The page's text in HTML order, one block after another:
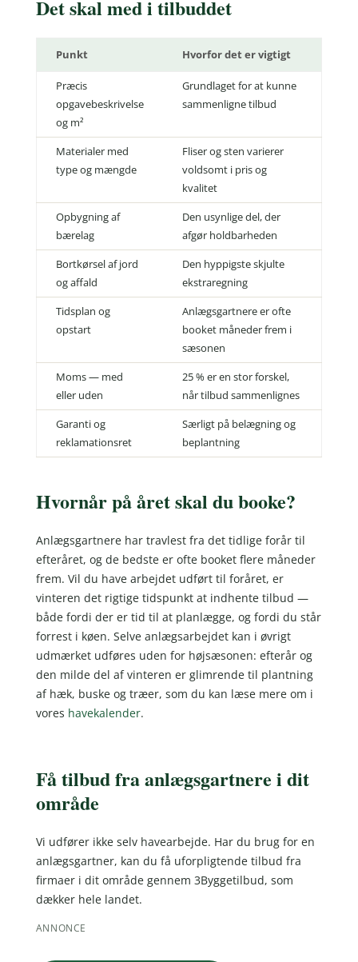
Det skal med i tilbuddet
Punkt Hvorfor det er vigtigt
Præcis
opgavebeskrivelse
og m²
Grundlaget for at kunne
sammenligne tilbud
Materialer med
type og mængde
Fliser og sten varierer
voldsomt i pris og
kvalitet
Opbygning af
bærelag
Den usynlige del, der
afgør holdbarheden
Bortkørsel af jord
og affald
Den hyppigste skjulte
ekstraregning
Tidsplan og
opstart
Anlægsgartnere er ofte
booket måneder frem i
sæsonen
Moms — med
eller uden
25 % er en stor forskel,
når tilbud sammenlignes
Garanti og
reklamationsret
Særligt på belægning og
beplantning
Hvornår på året skal du booke?
Anlægsgartnere har travlest fra det tidlige forår til
efteråret, og de bedste er ofte booket flere måneder
frem. Vil du have arbejdet udført til foråret, er
vinteren det rigtige tidspunkt at indhente tilbud —
både fordi der er tid til at planlægge, og fordi du står
forrest i køen. Selve anlægsarbejdet kan i øvrigt
udmærket udføres uden for højsæsonen: efterår og
den milde del af vinteren er glimrende til plantning
af hæk, buske og træer, som du kan læse mere om i
vores havekalender.
Få tilbud fra anlægsgartnere i dit
område
Vi udfører ikke selv havearbejde. Har du brug for en
anlægsgartner, kan du få uforpligtende tilbud fra
firmaer i dit område gennem 3Byggetilbud, som
dækker hele landet.
ANNONCE